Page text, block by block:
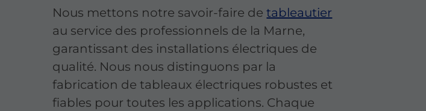
Nous mettons notre savoir-faire detableautier
au service des professionnels de la Marne,
garantissant des installations électriques de
qualité. Nous nous distinguons par la
fabrication de tableaux électriques robustes et
fiables pour toutes les applications. Chaque